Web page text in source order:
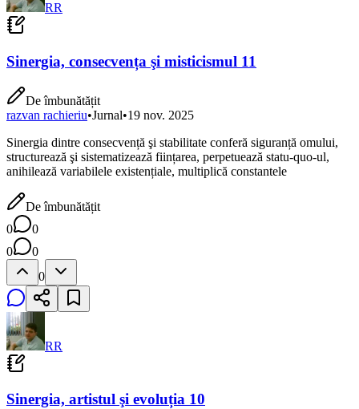
RR
Sinergia, consecvența şi misticismul 11
De îmbunătățit
razvan rachieriu•Jurnal•19 nov. 2025
Sinergia dintre consecvență şi stabilitate conferă siguranță omului,
structurează şi sistematizează ființarea, perpetuează statu-quo-ul,
anihilează variabilele existențiale, multiplică constantele
De îmbunătățit
0
0
0
0
0
RR
Sinergia, artistul şi evoluția 10